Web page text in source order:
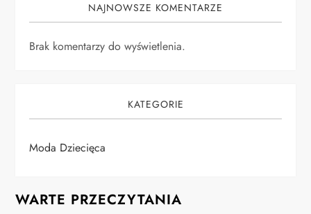
NAJNOWSZE KOMENTARZE
Brak komentarzy do wyświetlenia.
KATEGORIE
Moda Dziecięca
WARTE PRZECZYTANIA